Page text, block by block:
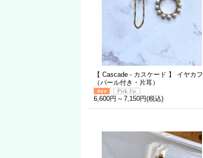
【 Cascade - カスケード 】 イヤカフ
（パール付き・片耳）
6,600円 ～ 7,150円(税込)